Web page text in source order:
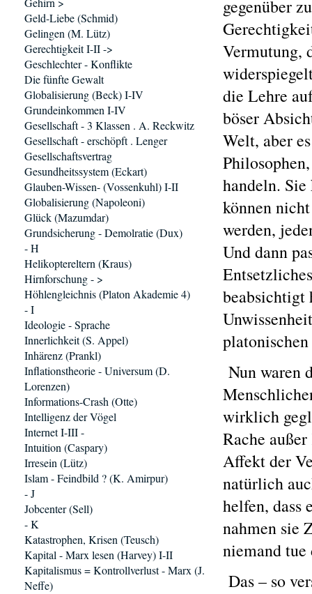
gegenüber
Vermutung,
die Lehre
böser
Welt, aber
handeln.
können
werden,
Und dann
beabsichtigt
Nun waren
wirklich
Rache
Affekt der
natürlich
helfen, dass
nahmen sie
niemand
Das – so
Geld-Liebe (Schmid)
Gelingen (M. Lütz)
Gerechtigkeit I-II ->
Geschlechter - Konflikte
Die fünfte Gewalt
Globalisierung (Beck) I-IV
Grundeinkommen I-IV
Gesellschaft - 3 Klassen . A. Reckwitz
Gesellschaft - erschöpft . Lenger
Gesellschaftsvertrag
Gesundheitssystem (Eckart)
Glauben-Wissen- (Vossenkuhl) I-II
Globalisierung (Napoleoni)
Glück (Mazumdar)
Grundsicherung - Demolratie (Dux)
- H
Helikoptereltern (Kraus)
Hirnforschung - >
Höhlengleichnis (Platon Akademie 4)
- I
Ideologie - Sprache
Innerlichkeit (S. Appel)
Inhärenz (Prankl)
Inflationstheorie - Universum (D.
Lorenzen)
Informations-Crash (Otte)
Intelligenz der Vögel
Internet I-III -
Intuition (Caspary)
Irresein (Lütz)
Islam - Feindbild ? (K. Amirpur)
- J
Jobcenter (Sell)
- K
Katastrophen, Krisen (Teusch)
Kapital - Marx lesen (Harvey) I-II
Kapitalismus = Kontrollverlust - Marx (J.
Neffe)